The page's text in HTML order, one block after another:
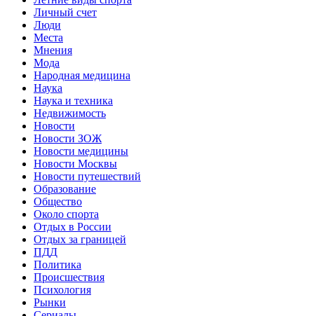
Личный счет
Люди
Места
Мнения
Мода
Народная медицина
Наука
Наука и техника
Недвижимость
Новости
Новости ЗОЖ
Новости медицины
Новости Москвы
Новости путешествий
Образование
Общество
Около спорта
Отдых в России
Отдых за границей
ПДД
Политика
Происшествия
Психология
Рынки